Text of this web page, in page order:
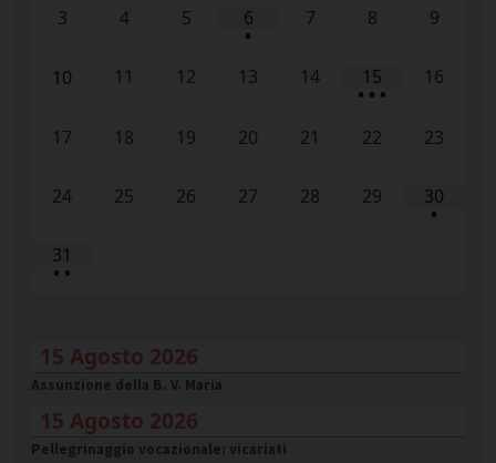
3 4 5 6
•
7 8 9
10 11 12 13 14 15
• • •
16
17 18 19 20 21 22 23
24 25 26 27 28 29 30
•
31
• •
15 Agosto 2026
Assunzione della B. V. Maria
15 Agosto 2026
Pellegrinaggio vocazionale: vicariati